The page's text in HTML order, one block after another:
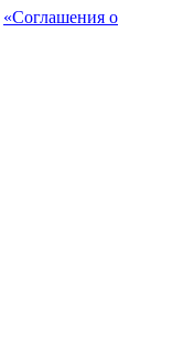
«Соглашения о